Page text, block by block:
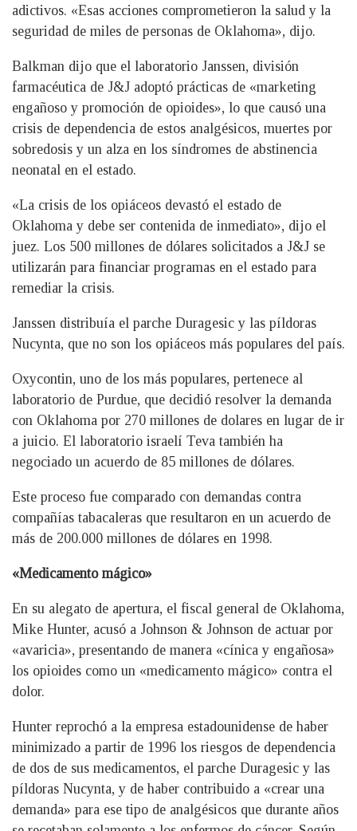
adictivos. «Esas acciones comprometieron la salud y la
seguridad de miles de personas de Oklahoma», dijo.
Balkman dijo que el laboratorio Janssen, división
farmacéutica de J&J adoptó prácticas de «marketing
engañoso y promoción de opioides», lo que causó una
crisis de dependencia de estos analgésicos, muertes por
sobredosis y un alza en los síndromes de abstinencia
neonatal en el estado.
«La crisis de los opiáceos devastó el estado de
Oklahoma y debe ser contenida de inmediato», dijo el
juez. Los 500 millones de dólares solicitados a J&J se
utilizarán para financiar programas en el estado para
remediar la crisis.
Janssen distribuía el parche Duragesic y las píldoras
Nucynta, que no son los opiáceos más populares del país.
Oxycontin, uno de los más populares, pertenece al
laboratorio de Purdue, que decidió resolver la demanda
con Oklahoma por 270 millones de dolares en lugar de ir
a juicio. El laboratorio israelí Teva también ha
negociado un acuerdo de 85 millones de dólares.
Este proceso fue comparado con demandas contra
compañías tabacaleras que resultaron en un acuerdo de
más de 200.000 millones de dólares en 1998.
«Medicamento mágico»
En su alegato de apertura, el fiscal general de Oklahoma,
Mike Hunter, acusó a Johnson & Johnson de actuar por
«avaricia», presentando de manera «cínica y engañosa»
los opioides como un «medicamento mágico» contra el
dolor.
Hunter reprochó a la empresa estadounidense de haber
minimizado a partir de 1996 los riesgos de dependencia
de dos de sus medicamentos, el parche Duragesic y las
píldoras Nucynta, y de haber contribuido a «crear una
demanda» para ese tipo de analgésicos que durante años